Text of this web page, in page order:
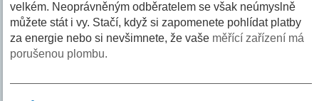
velkém. Neoprávněným odběratelem se však neúmyslně
můžete stát i vy. Stačí, když si zapomenete pohlídat platby
za energie nebo si nevšimnete, že vaše měřící zařízení má
porušenou plombu.